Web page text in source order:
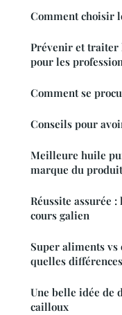
Comment choisir
Prévenir et traiter
pour les
Comment se
Conseils pour
Meilleure huile
marque du produit
Réussite assurée
cours galien
Super aliments
quelles
Une belle idée de
cailloux